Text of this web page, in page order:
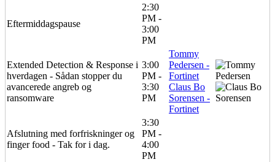
Eftermiddagspause
2:30
PM -
3:00
PM
Extended Detection & Response i
hverdagen - Sådan stopper du
avancerede angreb og
ransomware
3:00
PM -
3:30
PM
Tommy
Pedersen -
Fortinet
Claus Bo
Sorensen -
Fortinet
Afslutning med forfriskninger og
finger food - Tak for i dag.
3:30
PM -
4:00
PM